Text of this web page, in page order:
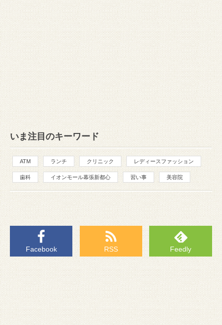
いま注目のキーワード
ATM ランチ クリニック レディースファッション
歯科 イオンモール幕張新都心 習い事 美容院
Facebook RSS Feedly